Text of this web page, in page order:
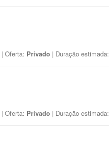
| Oferta: Privado | Duração estimada:
| Oferta: Privado | Duração estimada: